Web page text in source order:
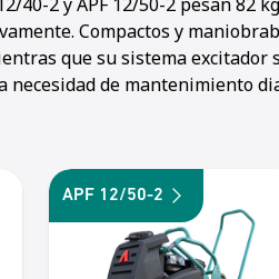
Compactos y
que su sistema
de mantenimiento
APF 12/50-2